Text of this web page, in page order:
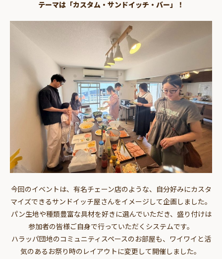
テーマは「カスタム・サンドイッチ・バー」！
今回のイベントは、有名チェーン店のような、自分好みにカスタ
マイズできるサンドイッチ屋さんをイメージして企画しました。
パン生地や種類豊富な具材を好きに選んでいただき、盛り付けは
参加者の皆様ご自身で行っていただくシステムです。
ハラッパ団地のコミュニティスペースのお部屋も、ワイワイと活
気のあるお祭り時のレイアウトに変更して開催しました。